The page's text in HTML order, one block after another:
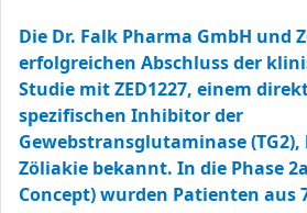
Die Dr. Falk Pharma GmbH und
erfolgreichen Abschluss der
Studie mit ZED1227, einem
spezifischen Inhibitor der
Gewebstransglutaminase
Zöliakie bekannt. In die Phase
Concept) wurden Patienten aus